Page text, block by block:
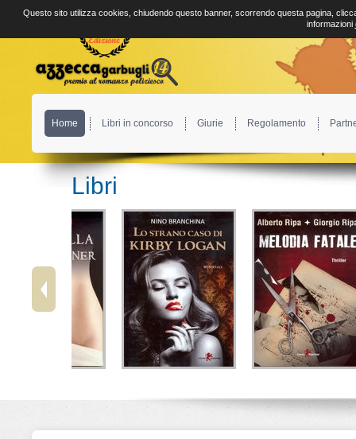
Home Libri in concorso Giurie Regolamento
Libri
Ripa
Questo sito utilizza cookies, chiudendo questo banner, scorrendo questa pagina,
informazioni